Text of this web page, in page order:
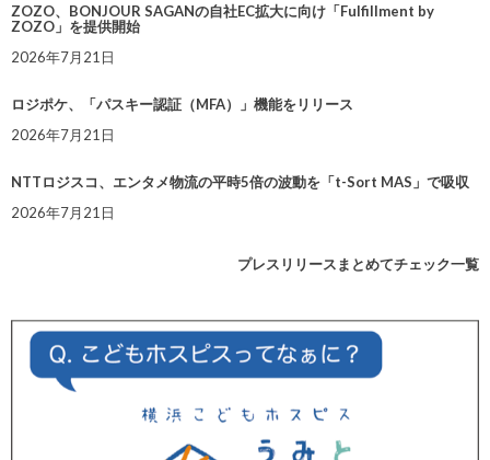
ZOZO、BONJOUR SAGANの自社EC拡大に向け「Fulfillment by
ZOZO」を提供開始
2026年7月21日
ロジポケ、「パスキー認証（MFA）」機能をリリース
2026年7月21日
NTTロジスコ、エンタメ物流の平時5倍の波動を「t-Sort MAS」で吸収
2026年7月21日
プレスリリースまとめてチェック一覧